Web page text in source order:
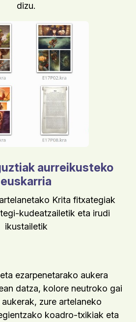
dizu.
aurreikusteko
euskarria
Krita fitxategiak
kudeatzailetik eta irudi
ikustailetik
ezarpenetarako aukera
datza, kolore neutroko gai
zure artelaneko
koadro-txikiak eta